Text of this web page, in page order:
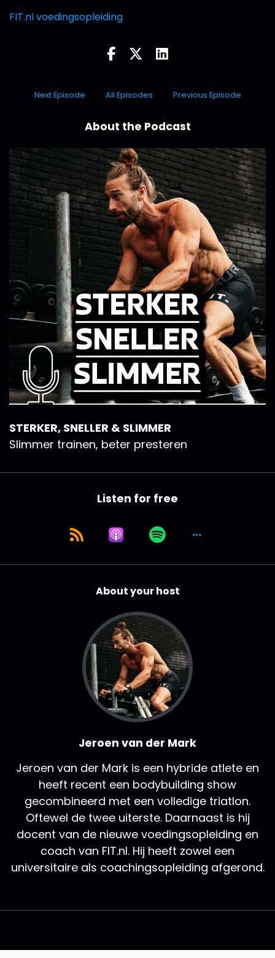
FIT.nl voedingsopleiding
Next Episode All Episodes Previous Episode
About the Podcast
STERKER, SNELLER & SLIMMER
Slimmer trainen, beter presteren
Listen for free
About your host
Jeroen van der Mark
Jeroen van der Mark is een hybride atlete en
heeft recent een bodybuilding show
gecombineerd met een volledige triatlon.
Oftewel de twee uiterste. Daarnaast is hij
docent van de nieuwe voedingsopleiding en
coach van FIT.nl. Hij heeft zowel een
universitaire als coachingsopleiding afgerond.